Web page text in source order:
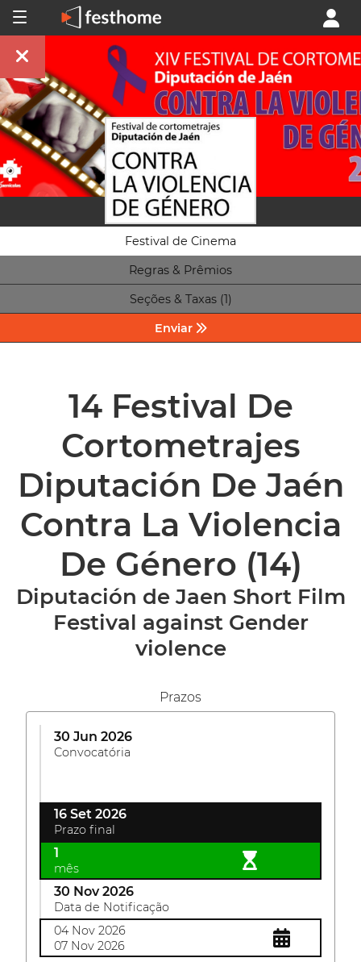
Festival de Cinema
Regras & Prêmios
Seções & Taxas (1)
Enviar
14 Festival De
Cortometrajes
Diputación De Jaén
Contra La Violencia
De Género (14)
Diputación de Jaen Short Film
Festival against Gender
violence
Prazos
30 Jun 2026
Convocatória
16 Set 2026
Prazo final
1
mês
30 Nov 2026
Data de Notificação
04 Nov 2026
07 Nov 2026